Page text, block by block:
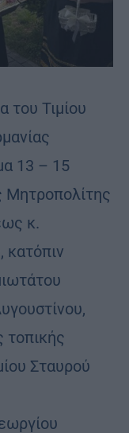
του Τιμίου
13 – 15
Μητροπολίτης
κ.
κατόπιν
τοπικής
Σταυρού